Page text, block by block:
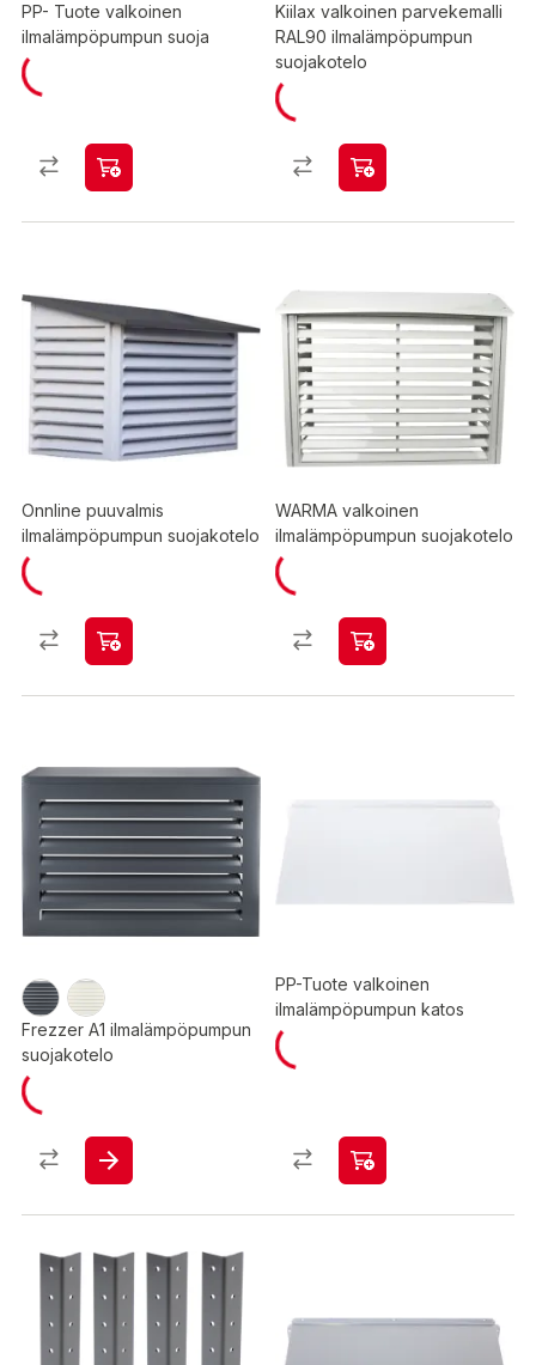
PP- Tuote valkoinen
ilmalämpöpumpun suoja
Kiilax valkoinen parvekemalli
RAL90 ilmalämpöpumpun
suojakotelo
Onnline puuvalmis
ilmalämpöpumpun suojakotelo
WARMA valkoinen
ilmalämpöpumpun suojakotelo
Frezzer A1 ilmalämpöpumpun
suojakotelo
PP-Tuote valkoinen
ilmalämpöpumpun katos